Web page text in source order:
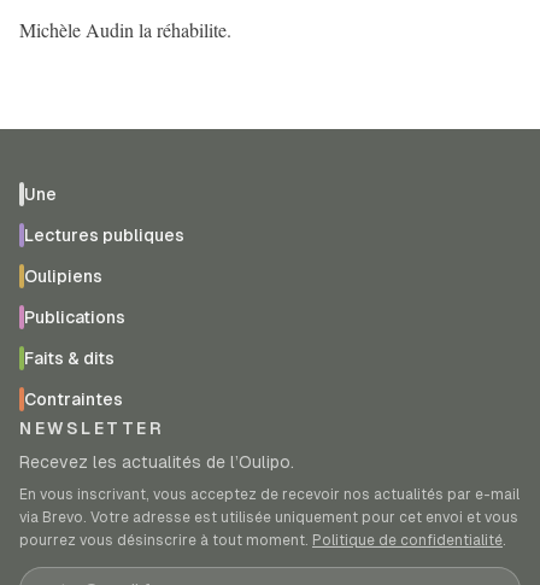
Michèle Audin la réhabilite.
Une
Lectures publiques
Oulipiens
Publications
Faits & dits
Contraintes
NEWSLETTER
Recevez les actualités de l’Oulipo.
En vous inscrivant, vous acceptez de recevoir nos actualités par e-mail
via Brevo. Votre adresse est utilisée uniquement pour cet envoi et vous
pourrez vous désinscrire à tout moment. Politique de confidentialité.